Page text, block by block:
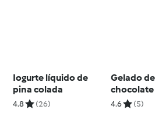
Iogurte líquido de
pina colada
4.8 (26)
Gelado
chocolate
4.6 (5)